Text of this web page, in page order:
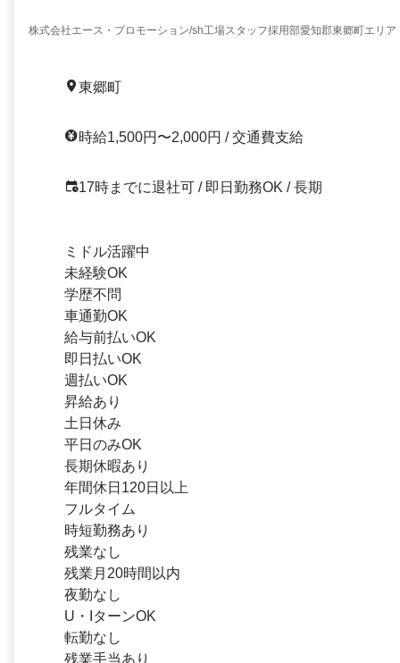
株式会社エース・プロモーション/sh工場スタッフ採用部愛知郡東郷町エリア
東郷町
時給1,500円〜2,000円 / 交通費支給
17時までに退社可 / 即日勤務OK / 長期
ミドル活躍中
未経験OK
学歴不問
車通勤OK
給与前払いOK
即日払いOK
週払いOK
昇給あり
土日休み
平日のみOK
長期休暇あり
年間休日120日以上
フルタイム
時短勤務あり
残業なし
残業月20時間以内
夜勤なし
U・IターンOK
転勤なし
残業手当あり